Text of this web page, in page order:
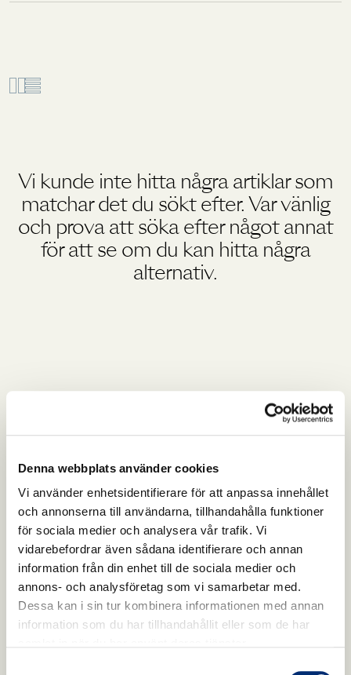
Denna webbplats använder cookies
Vi använder enhetsidentifierare för att anpassa innehållet
och annonserna till användarna, tillhandahålla funktioner
för sociala medier och analysera vår trafik. Vi
vidarebefordrar även sådana identifierare och annan
information från din enhet till de sociala medier och
annons- och analysföretag som vi samarbetar med.
Dessa kan i sin tur kombinera informationen med annan
information som du har tillhandahållit eller som de har
Vi kunde inte hitta några artiklar som
matchar det du sökt efter. Var vänlig
och prova att söka efter något annat
för att se om du kan hitta några
alternativ.